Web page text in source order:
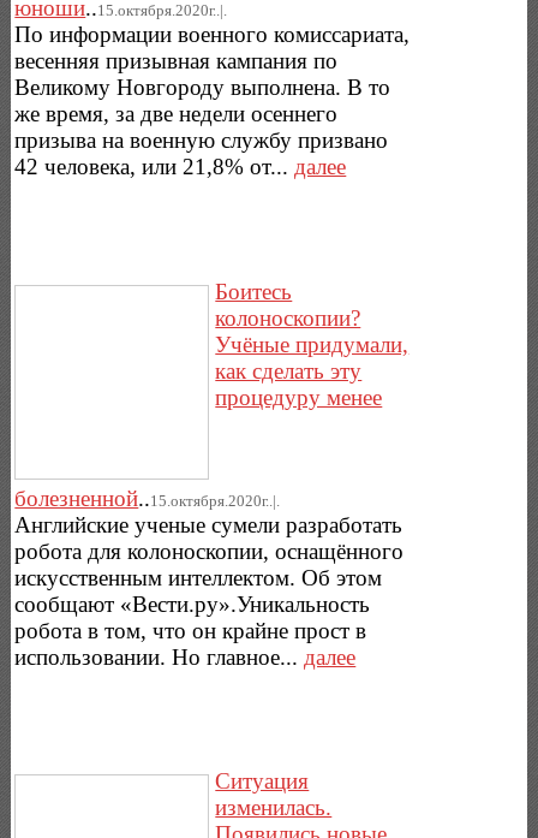
юноши..15.октября.2020г..|.
По информации военного комиссариата,
весенняя призывная кампания по
Великому Новгороду выполнена. В то
же время, за две недели осеннего
призыва на военную службу призвано
42 человека, или 21,8% от...далее
Боитесь
колоноскопии?
Учёные придумали,
как сделать эту
процедуру менее
болезненной..15.октября.2020г..|.
Английские ученые сумели разработать
робота для колоноскопии, оснащённого
искусственным интеллектом. Об этом
сообщают «Вести.ру».Уникальность
робота в том, что он крайне прост в
использовании. Но главное... далее
Ситуация
изменилась.